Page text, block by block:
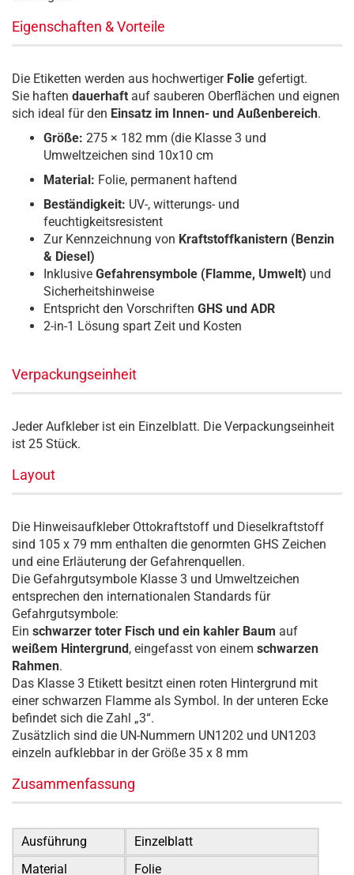
Eigenschaften & Vorteile
Die Etiketten werden aus hochwertiger Folie gefertigt.
Sie haften dauerhaft auf sauberen Oberflächen und eignen
sich ideal für den Einsatz im Innen- und Außenbereich.
Größe: 275 × 182 mm (die Klasse 3 und
Umweltzeichen sind 10x10 cm
Material: Folie, permanent haftend
Beständigkeit: UV-, witterungs- und
feuchtigkeitsresistent
Zur Kennzeichnung von Kraftstoffkanistern (Benzin
& Diesel)
Inklusive Gefahrensymbole (Flamme, Umwelt) und
Sicherheitshinweise
Entspricht den Vorschriften GHS und ADR
2-in-1 Lösung spart Zeit und Kosten
Verpackungseinheit
Jeder Aufkleber ist ein Einzelblatt. Die Verpackungseinheit
ist 25 Stück.
Layout
Die Hinweisaufkleber Ottokraftstoff und Dieselkraftstoff
sind 105 x 79 mm enthalten die genormten GHS Zeichen
und eine Erläuterung der Gefahrenquellen.
Die Gefahrgutsymbole Klasse 3 und Umweltzeichen
entsprechen den internationalen Standards für
Gefahrgutsymbole:
Ein schwarzer toter Fisch und ein kahler Baum auf
weißem Hintergrund, eingefasst von einem schwarzen
Rahmen.
Das Klasse 3 Etikett besitzt einen roten Hintergrund mit
einer schwarzen Flamme als Symbol. In der unteren Ecke
befindet sich die Zahl „3“.
Zusätzlich sind die UN-Nummern UN1202 und UN1203
einzeln aufklebbar in der Größe 35 x 8 mm
Zusammenfassung
Ausführung
Einzelblatt
Material
Folie